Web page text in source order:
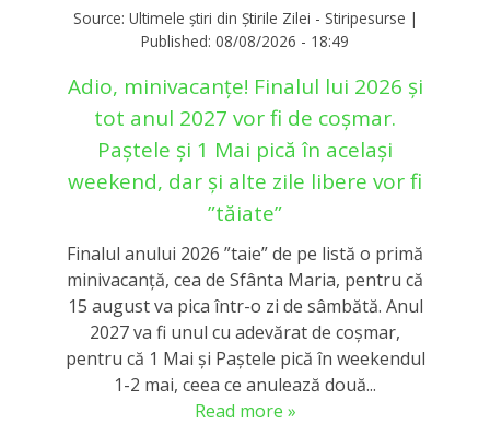
Source: Ultimele știri din Știrile Zilei - Stiripesurse |
Published: 08/08/2026 - 18:49
Adio, minivacanțe! Finalul lui 2026 și
tot anul 2027 vor fi de coșmar.
Paștele și 1 Mai pică în același
weekend, dar și alte zile libere vor fi
”tăiate”
Finalul anului 2026 ”taie” de pe listă o primă
minivacanță, cea de Sfânta Maria, pentru că
15 august va pica într-o zi de sâmbătă. Anul
2027 va fi unul cu adevărat de coșmar,
pentru că 1 Mai și Paștele pică în weekendul
1-2 mai, ceea ce anulează două...
Read more »